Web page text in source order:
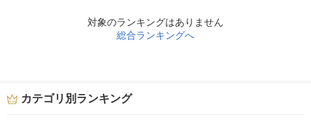
対象のランキングはありません
総合ランキングへ
カテゴリ別ランキング